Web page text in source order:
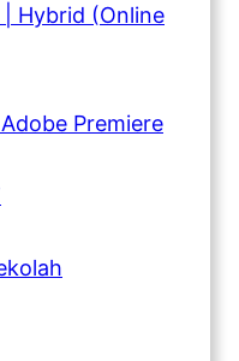
Hybrid (Online
Premiere